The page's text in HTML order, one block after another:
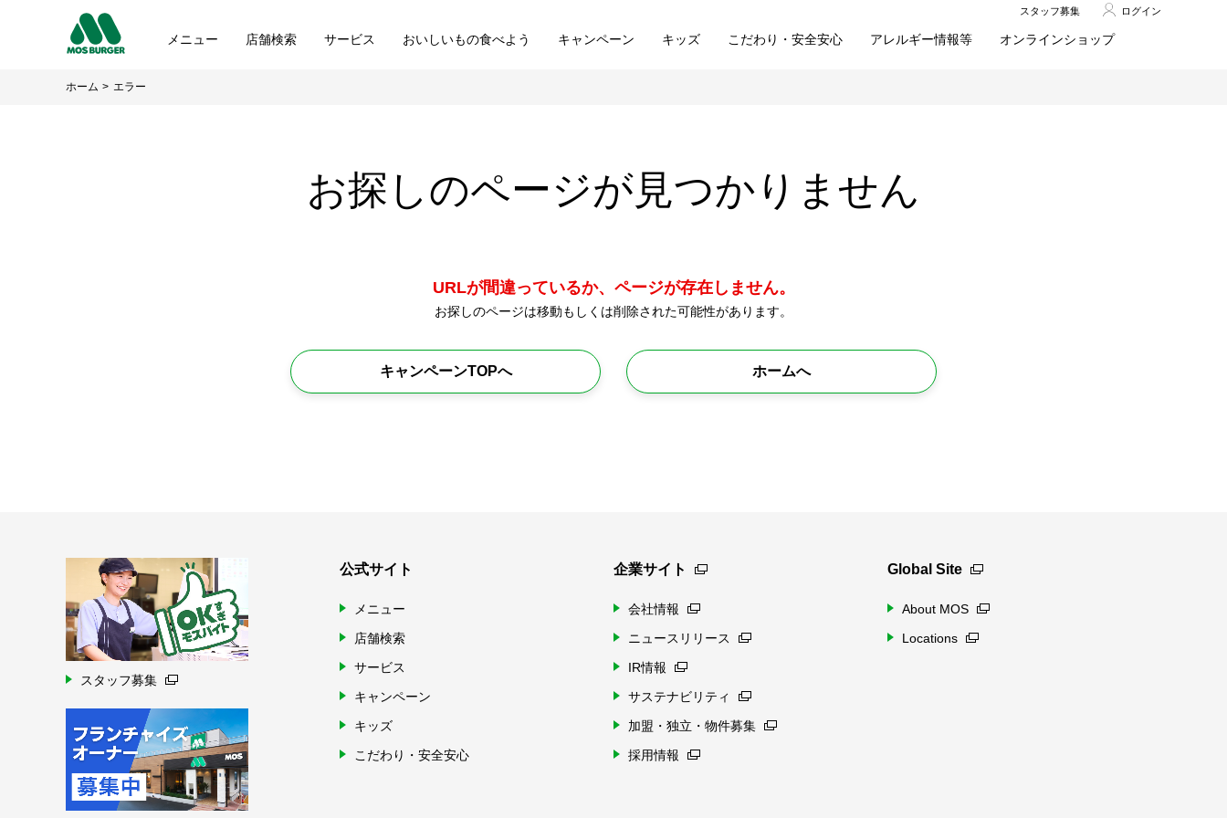
メニュー 店舗検索 サービス おいしいもの食べよう キャンペーン キッズ こだわり・安全安心 アレルギー情報等 オンラインショップ
スタッフ募集 ログイン
ホーム エラー
お探しのページが見つかりません
URLが間違っているか、ページが存在しません。
お探しのページは移動もしくは削除された可能性があります。
キャンペーンTOPへ ホームへ
スタッフ募集
公式サイト
メニュー
店舗検索
サービス
キャンペーン
キッズ
こだわり・安全安心
企業サイト
会社情報
ニュースリリース
IR情報
サステナビリティ
加盟・独立・物件募集
採用情報
Global Site
About MOS
Locations